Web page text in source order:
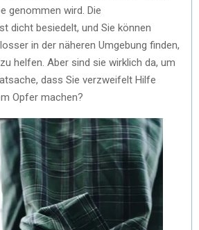
genommen wird. Die
dicht besiedelt, und Sie können
in der näheren Umgebung finden,
helfen. Aber sind sie wirklich da, um
dass Sie verzweifelt Hilfe
Opfer machen?